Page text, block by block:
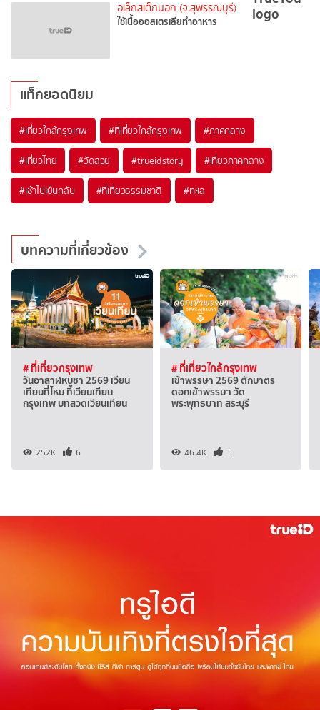
อเล็กสเต็กนอก (จ.สุพรรณบุรี)
ใช้เนื้อออสเตรเลียทำอาหาร
แท็กยอดนิยม
#เที่ยวใกล้กรุงเทพ #ที่เที่ยวใกล้กรุงเทพ #ภาคกลาง
#เที่ยวไทย #วัดสวย #trueidstory #เที่ยวภาคกลาง
#เช้าไปเย็นกลับ #ที่เที่ยวธรรมชาติ #ทะเล
บทความที่เกี่ยวข้อง
# ที่เที่ยวกรุงเทพ
วันอาสาฬหบูชา 2569 เวียน
เทียนที่ไหน ที่เวียนเทียน
กรุงเทพ บทสวดเวียนเทียน
252K 6
# ที่เที่ยวใกล้กรุงเทพ
เข้าพรรษา 2569 ตักบาตร
ดอกเข้าพรรษา วัด
พระพุทธบาท สระบุรี
46.4K 1